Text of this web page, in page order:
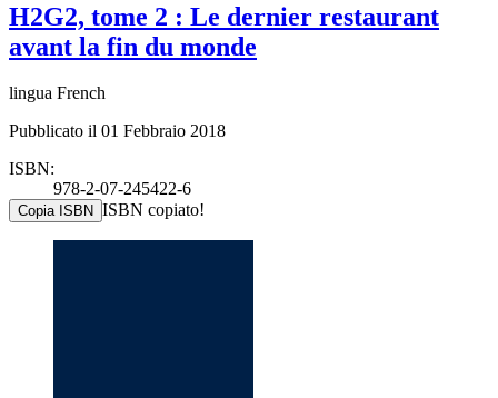
H2G2, tome 2 : Le dernier restaurant
avant la fin du monde
lingua French
Pubblicato il 01 Febbraio 2018
ISBN:
978-2-07-245422-6
Copia ISBN ISBN copiato!